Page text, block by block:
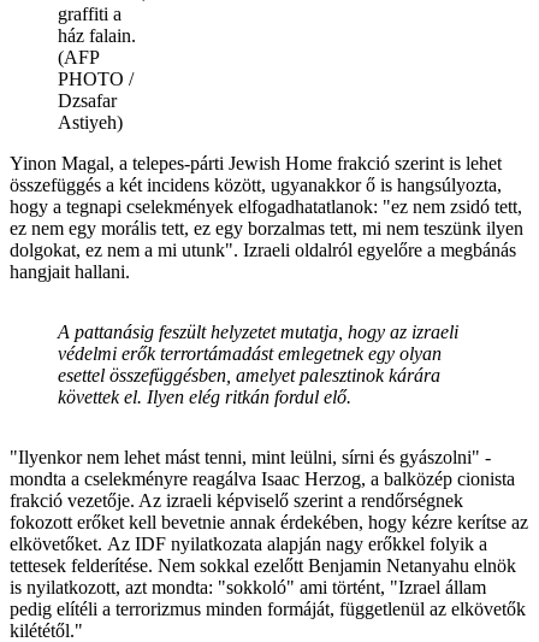
graffiti a
ház falain.
(AFP
PHOTO /
Dzsafar
Astiyeh)
Yinon Magal, a telepes-párti Jewish Home frakció szerint is lehet
összefüggés a két incidens között, ugyanakkor ő is hangsúlyozta,
hogy a tegnapi cselekmények elfogadhatatlanok: "ez nem zsidó tett,
ez nem egy morális tett, ez egy borzalmas tett, mi nem teszünk ilyen
dolgokat, ez nem a mi utunk". Izraeli oldalról egyelőre a megbánás
hangjait hallani.
A pattanásig feszült helyzetet mutatja, hogy az izraeli
védelmi erők terrortámadást emlegetnek egy olyan
esettel összefüggésben, amelyet palesztinok kárára
követtek el. Ilyen elég ritkán fordul elő.
"Ilyenkor nem lehet mást tenni, mint leülni, sírni és gyászolni" -
mondta a cselekményre reagálva Isaac Herzog, a balközép cionista
frakció vezetője. Az izraeli képviselő szerint a rendőrségnek
fokozott erőket kell bevetnie annak érdekében, hogy kézre kerítse az
elkövetőket. Az IDF nyilatkozata alapján nagy erőkkel folyik a
tettesek felderítése. Nem sokkal ezelőtt Benjamin Netanyahu elnök
is nyilatkozott, azt mondta: "sokkoló" ami történt, "Izrael állam
pedig elítéli a terrorizmus minden formáját, függetlenül az elkövetők
kilététől."